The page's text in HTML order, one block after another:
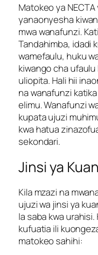
Matokeo ya
yanaonyesha
mwa wanafunzi.
Tandahimba, idadi
wamefaulu, huku
kiwango cha
uliopita. Hali hii
na wanafunzi
elimu. Wanafunzi
kupata ujuzi
kwa hatua
sekondari.
Jinsi ya
Kila mzazi na
ujuzi wa jinsi ya
la saba kwa
kufuatia ili
matokeo sahihi: